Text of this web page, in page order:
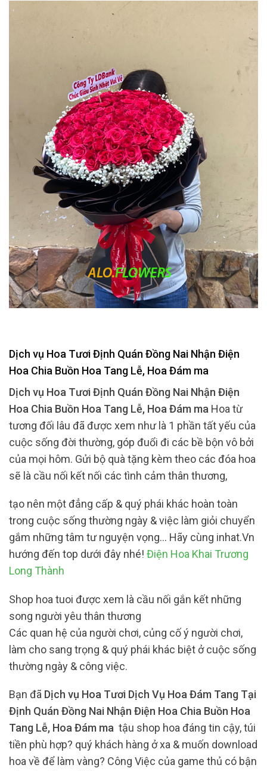
Dịch vụ Hoa Tươi Định Quán Đồng Nai Nhận Điện
Hoa Chia Buồn Hoa Tang Lễ, Hoa Đám ma
Dịch vụ Hoa Tươi Định Quán Đồng Nai Nhận Điện
Hoa Chia Buồn Hoa Tang Lễ, Hoa Đám ma Hoa từ
tương đối lâu đã được xem như là 1 phần tất yếu của
cuộc sống đời thường, góp đuổi đi các bề bộn vô bởi
của mọi hôm. Gửi bộ quà tặng kèm theo các đóa hoa
sẽ là cầu nối kết nối các tình cảm thân thương,
tạo nên một đẳng cấp & quý phái khác hoàn toàn
trong cuộc sống thường ngày & việc làm giỏi chuyển
gắm những tâm tư nguyện vọng… Hãy cùng inhat.Vn
hướng đến top dưới đây nhé! Điện Hoa Khai Trương
Long Thành
Shop hoa tuoi được xem là cầu nối gắn kết những
song người yêu thân thương
Các quan hệ của người chơi, củng cố ý người chơi,
làm cho sang trọng & quý phái khác biệt ở cuộc sống
thường ngày & công việc.
Bạn đã Dịch vụ Hoa Tươi Dịch Vụ Hoa Đám Tang Tại
Định Quán Đồng Nai Nhận Điện Hoa Chia Buồn Hoa
Tang Lễ, Hoa Đám ma tậu shop hoa đáng tin cậy, túi
tiền phù hợp? quý khách hàng ở xa & muốn download
hoa về để làm vàng? Công Việc của game thủ có bận